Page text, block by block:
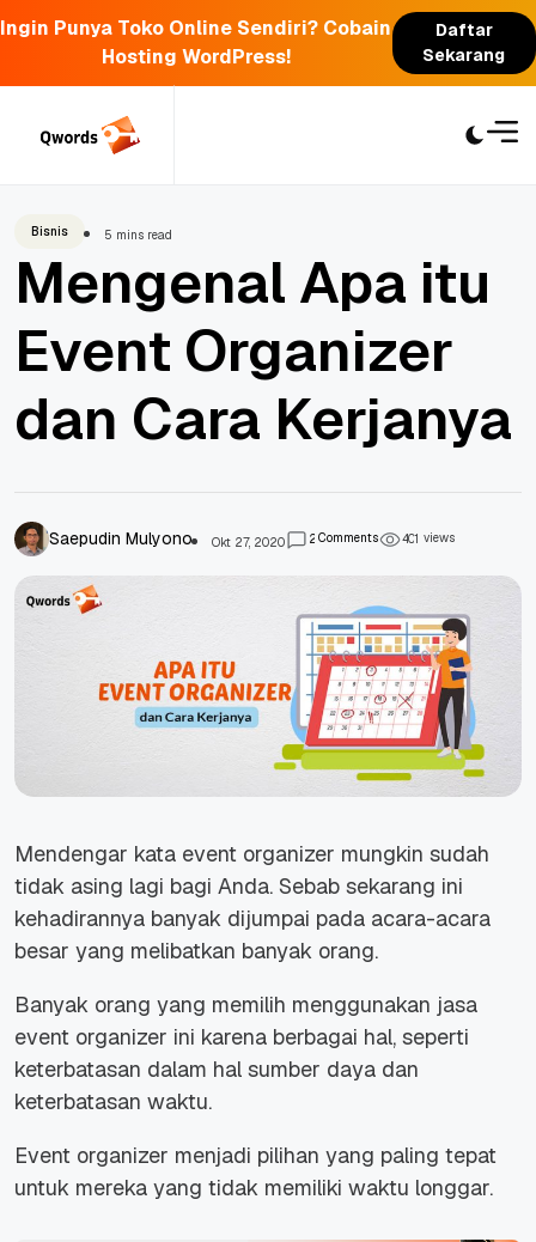
Ingin Punya Toko Online Sendiri? Cobain
Hosting WordPress!
Daftar
Sekarang
Bisnis 5 mins read
Mengenal Apa itu
Event Organizer
dan Cara Kerjanya
Saepudin Mulyono Okt 27, 2020 2Comments 401 views
Mendengar kata event organizer mungkin sudah
tidak asing lagi bagi Anda. Sebab sekarang ini
kehadirannya banyak dijumpai pada acara-acara
besar yang melibatkan banyak orang.
Banyak orang yang memilih menggunakan jasa
event organizer ini karena berbagai hal, seperti
keterbatasan dalam hal sumber daya dan
keterbatasan waktu.
Event organizer menjadi pilihan yang paling tepat
untuk mereka yang tidak memiliki waktu longgar.